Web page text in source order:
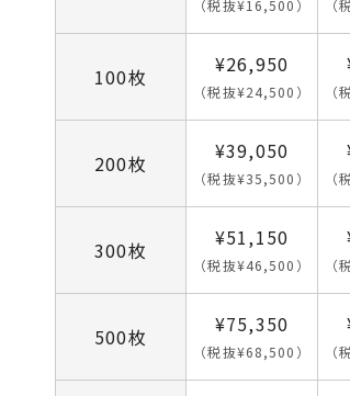
（税抜¥16,500） （
100枚 ¥26,950
（税抜¥24,500） （
200枚 ¥39,050
（税抜¥35,500） （
300枚 ¥51,150
（税抜¥46,500） （
500枚 ¥75,350
（税抜¥68,500） （